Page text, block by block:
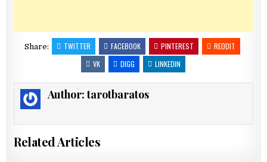
Share: TWITTER FACEBOOK PINTEREST
REDDIT
VK
DIGG LINKEDIN
Author:tarotbaratos
Related Articles